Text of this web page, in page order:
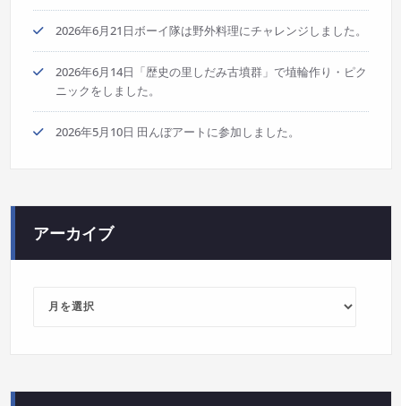
2026年6月21日ボーイ隊は野外料理にチャレンジしました。
2026年6月14日「歴史の里しだみ古墳群」で埴輪作り・ピク
ニックをしました。
2026年5月10日 田んぼアートに参加しました。
アーカイブ